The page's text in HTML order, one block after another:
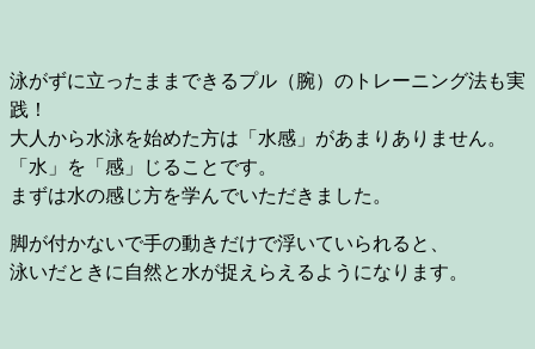
泳がずに立ったままできるプル（腕）のトレーニング法も実
践！
大人から水泳を始めた方は「水感」があまりありません。
「水」を「感」じることです。
まずは水の感じ方を学んでいただきました。
脚が付かないで手の動きだけで浮いていられると、
泳いだときに自然と水が捉えらえるようになります。